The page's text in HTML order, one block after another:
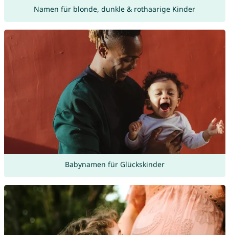
Namen für blonde, dunkle & rothaarige Kinder
Babynamen für Glückskinder